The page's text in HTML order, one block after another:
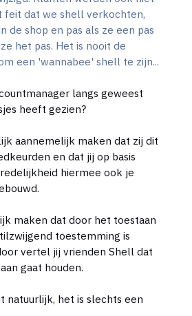
feit dat we shell verkochten,
de shop en pas als ze een pas
het pas. Het is nooit de
een 'wannabee' shell te zijn...
langs geweest
heeft gezien?
aannemelijk maken dat zij dit
en dat jij op basis
hiermee ook je
maken dat door het toestaan
toestemming is
vertel jij vrienden Shell dat
gaat houden.
natuurlijk, het is slechts een